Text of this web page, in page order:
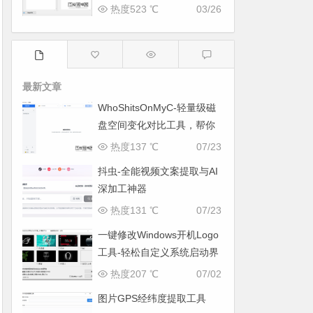
工具 03/26
热度523 ℃
最新文章
WhoShitsOnMyC-轻量级磁
盘空间变化对比工具，帮你
找出“吃掉”空间的罪魁祸首
07/23
热度137 ℃
抖虫-全能视频文案提取与AI
深加工神器
07/23
热度131 ℃
一键修改Windows开机Logo
工具-轻松自定义系统启动界
面
07/02
热度207 ℃
图片GPS经纬度提取工具